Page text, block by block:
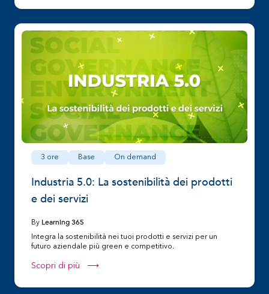
3 ore Base On demand
Industria 5.0: La sostenibilità dei prodotti
e dei servizi
By Learning 365
Integra la sostenibilità nei tuoi prodotti e servizi per un
futuro aziendale più green e competitivo.
Scopri di più ⟶